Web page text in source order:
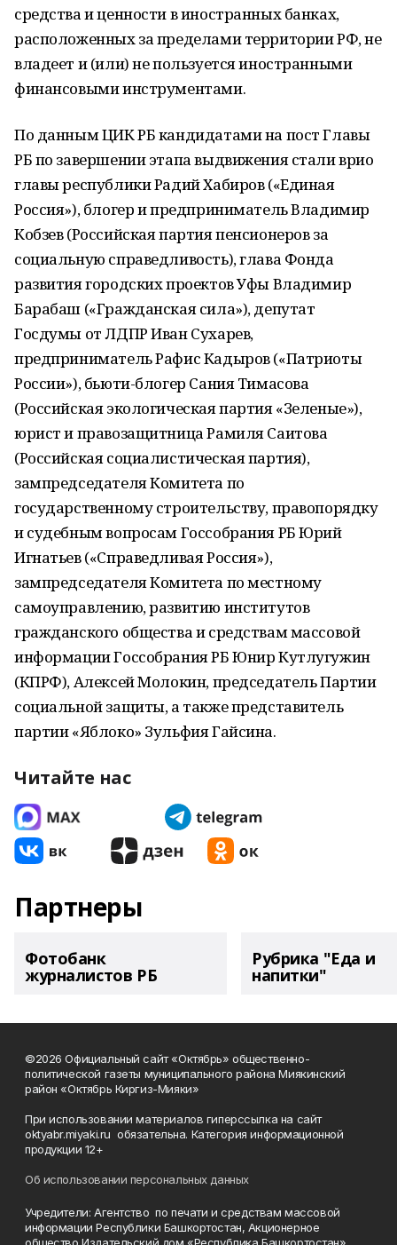
средства и ценности в иностранных банках,
расположенных за пределами территории РФ, не
владеет и (или) не пользуется иностранными
финансовыми инструментами.
По данным ЦИК РБ кандидатами на пост Главы
РБ по завершении этапа выдвижения стали врио
главы республики Радий Хабиров («Единая
Россия»), блогер и предприниматель Владимир
Кобзев (Российская партия пенсионеров за
социальную справедливость), глава Фонда
развития городских проектов Уфы Владимир
Барабаш («Гражданская сила»), депутат
Госдумы от ЛДПР Иван Сухарев,
предприниматель Рафис Кадыров («Патриоты
России»), бьюти-блогер Сания Тимасова
(Российская экологическая партия «Зеленые»),
юрист и правозащитница Рамиля Саитова
(Российская социалистическая партия),
зампредседателя Комитета по
государственному строительству, правопорядку
и судебным вопросам Госсобрания РБ Юрий
Игнатьев («Справедливая Россия»),
зампредседателя Комитета по местному
самоуправлению, развитию институтов
гражданского общества и средствам массовой
информации Госсобрания РБ Юнир Кутлугужин
(КПРФ), Алексей Молокин, председатель Партии
социальной защиты, а также представитель
партии «Яблоко» Зульфия Гайсина.
Читайте нас
Партнеры
Фотобанк
журналистов РБ
Рубрика "Еда и
напитки"
©2026 Официальный сайт «Октябрь» общественно-
политической газеты муниципального района Миякинский
район «Октябрь Киргиз-Мияки»
При использовании материалов гиперссылка на сайт
oktyabr.miyaki.ru обязательна. Категория информационной
продукции 12+
Об использовании персональных данных
Учредители: Агентство по печати и средствам массовой
информации Республики Башкортостан, Акционерное